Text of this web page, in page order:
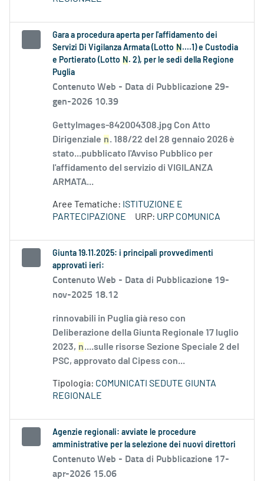
Gara a procedura aperta per l'affidamento dei
Servizi Di Vigilanza Armata (Lotto N ....1) e Custodia
e Portierato (Lotto N . 2), per le sedi della Regione
Puglia
Contenuto Web - Data di Pubblicazione 29-
gen-2026 10.39
GettyImages-842004308.jpg Con Atto
Dirigenziale n. 188/22 del 28 gennaio 2026 è
stato...pubblicato l'Avviso Pubblico per
l'affidamento del servizio di VIGILANZA
ARMATA...
Aree Tematiche: ISTITUZIONE E
PARTECIPAZIONE
URP: URP COMUNICA
Giunta 19.11.2025: i principali provvedimenti
approvati ieri:
Contenuto Web - Data di Pubblicazione 19-
nov-2025 18.12
rinnovabili in Puglia già reso con
Deliberazione della Giunta Regionale 17 luglio
2023, n....sulle risorse Sezione Speciale 2 del
PSC, approvato dal Cipess con...
Tipologia: COMUNICATI SEDUTE GIUNTA
REGIONALE
Agenzie regionali: avviate le procedure
amministrative per la selezione dei nuovi direttori
Contenuto Web - Data di Pubblicazione 17-
apr-2026 15.06